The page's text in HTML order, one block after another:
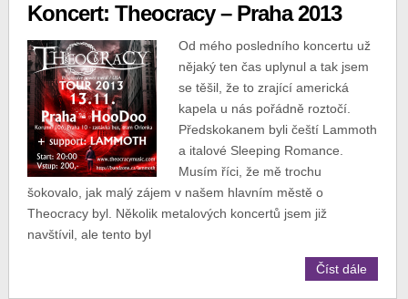
Koncert: Theocracy – Praha 2013
Od mého posledního koncertu už
nějaký ten čas uplynul a tak jsem
se těšil, že to zrající americká
kapela u nás pořádně roztočí.
Předskokanem byli čeští Lammoth
a italové Sleeping Romance.
Musím říci, že mě trochu
šokovalo, jak malý zájem v našem hlavním městě o
Theocracy byl. Několik metalových koncertů jsem již
navštívil, ale tento byl
Číst dále